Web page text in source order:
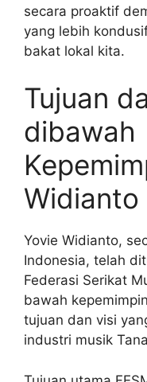
secara proaktif
yang lebih
bakat lokal kita.
Tujuan
dibawah
Widianto
Yovie Widianto,
Indonesia, telah
Federasi Serikat
bawah
tujuan dan visi
industri musik